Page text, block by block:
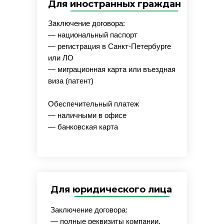
Для иностранных граждан
Для юридического лица
Заключение договора:
— национальный паспорт
— регистрация в Санкт-Петербурге
или ЛО
— миграционная карта или въездная
виза (патент)
Обеспечительный платеж
— наличными в офисе
— банковская карта
Заключение договора:
— полные реквизиты компании,